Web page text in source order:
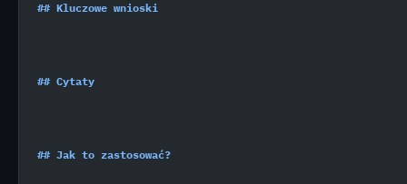
## Kluczowe wnioski
## Cytaty
## Jak to zastosować?